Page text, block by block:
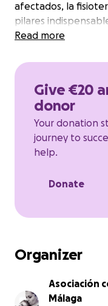
afectados, la
pilares
En nuestra
profesionales
como el apoyo
Juntos luchamos
futuro lleno de
Read more
Give €20
donor
Your donation
journey to
help.
Donate
Organizer
Asociación
Málaga